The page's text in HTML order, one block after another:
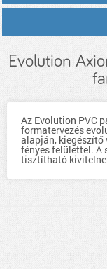
Evolution
Az Evolution PVC
formatervezés
alapján, kiegészítő
fényes felülettel. A
tisztítható